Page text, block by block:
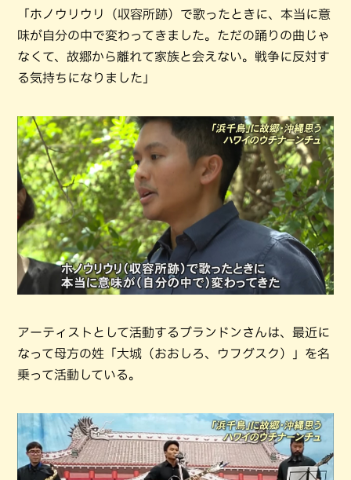
「ホノウリウリ（収容所跡）で歌ったときに、本当に意
味が自分の中で変わってきました。ただの踊りの曲じゃ
なくて、故郷から離れて家族と会えない。戦争に反対す
る気持ちになりました」
アーティストとして活動するブランドンさんは、最近に
なって母方の姓「大城（おおしろ、ウフグスク）」を名
乗って活動している。